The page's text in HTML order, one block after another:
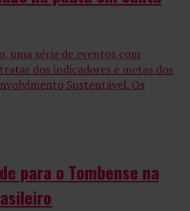
uma série de eventos com
dos indicadores e metas dos
Sustentável. Os
para o Tombense na